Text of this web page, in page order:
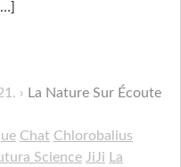
. La Nature Sur Écoute
Chat Chlorobalius
Science JiJi La